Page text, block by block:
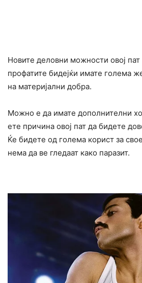
Новите деловни можности овој пат
профатите бидејќи имате голема
на материјални добра.
Можно е да имате дополнителни
ете причина овој пат да бидете
Ќе бидете од голема корист за
нема да ве гледаат како паразит.